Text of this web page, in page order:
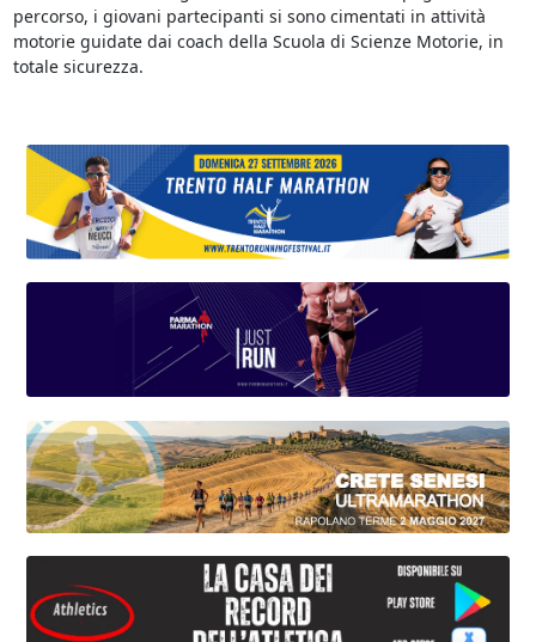
percorso, i giovani partecipanti si sono cimentati in attività
motorie guidate dai coach della Scuola di Scienze Motorie, in
totale sicurezza.